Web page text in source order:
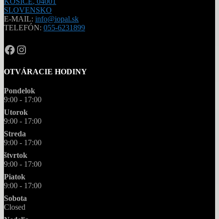
SLOVENSKO
E-MAIL: info@iopal.sk
TELEFÓN: 055-6231899
OPAL.drahokamy
opal.drahokamy
OTVÁRACIE HODINY
Pondelok
9:00 - 17:00
Utorok
9:00 - 17:00
Streda
9:00 - 17:00
štvrtok
9:00 - 17:00
Piatok
9:00 - 17:00
Sobota
Closed